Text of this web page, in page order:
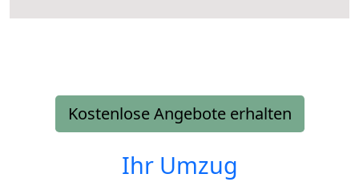
Kostenlose Angebote erhalten
Ihr Umzug